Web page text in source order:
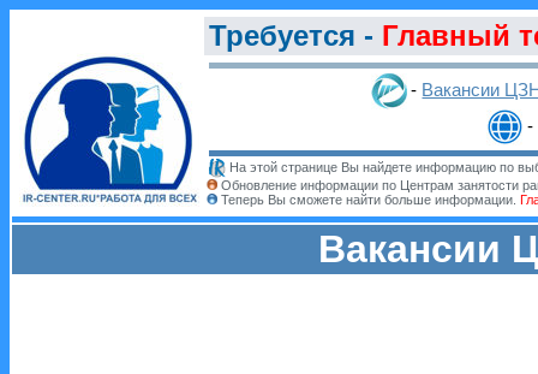
Требуется - Главный
- Вакансии
-
На этой странице Вы найдете информацию по
Обновление информации по Центрам занятости
Теперь Вы сможете найти больше информации.
Вакансии